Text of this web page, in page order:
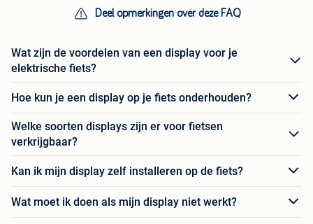
Deel opmerkingen over deze FAQ
Wat zijn de voordelen van een display voor je
elektrische fiets?
Hoe kun je een display op je fiets onderhouden?
Welke soorten displays zijn er voor fietsen
verkrijgbaar?
Kan ik mijn display zelf installeren op de fiets?
Wat moet ik doen als mijn display niet werkt?